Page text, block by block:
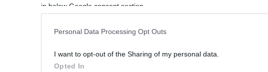
in below Google consent section.
Personal Data Processing Opt Outs
I want to opt-out of the Sharing of my personal data.
Opted In